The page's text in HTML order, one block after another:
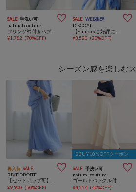
SALE 手洗い可 
natural couture
¥1,782 (70%OFF)
SALE WEB限定 
DISCOAT
¥3,520 (20%OFF)
シーズン感を楽しむ
再入荷 SALE 
RIVE DROITE
¥9,900 (50%OFF)
2BUY10％OFFクーポン
SALE 手洗い可 
natural couture
¥4,554 (40%OFF)